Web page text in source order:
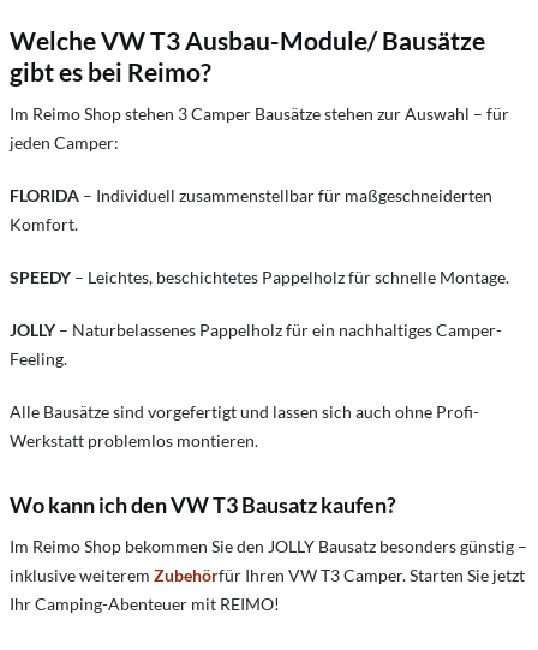
Welche VW T3 Ausbau-Module/ Bausätze
gibt es bei Reimo?
Im Reimo Shop stehen 3 Camper Bausätze stehen zur Auswahl – für
jeden Camper:
FLORIDA – Individuell zusammenstellbar für maßgeschneiderten
Komfort.
SPEEDY – Leichtes, beschichtetes Pappelholz für schnelle Montage.
JOLLY – Naturbelassenes Pappelholz für ein nachhaltiges Camper-
Feeling.
Alle Bausätze sind vorgefertigt und lassen sich auch ohne Profi-
Werkstatt problemlos montieren.
Wo kann ich den VW T3 Bausatz kaufen?
Im Reimo Shop bekommen Sie den JOLLY Bausatz besonders günstig –
inklusive weiterem Zubehörfür Ihren VW T3 Camper. Starten Sie jetzt
Ihr Camping-Abenteuer mit REIMO!